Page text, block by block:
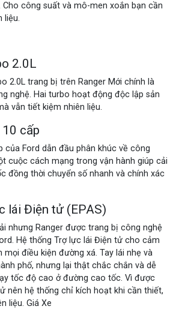
Cho công suất và mô-men xoắn bạn cần
liệu.
2.0L
2.0L trang bị trên Ranger Mới chính là
nghệ. Hai turbo hoạt động độc lập sản
vẫn tiết kiệm nhiên liệu.
cấp
của Ford dẫn đầu phân khúc về công
cuộc cách mạng trong vận hành giúp cải
đồng thời chuyển số nhanh và chính xác
lái Điện tử (EPAS)
nhưng Ranger được trang bị công nghệ
Hệ thống Trợ lực lái Điện tử cho cảm
mọi điều kiện đường xá. Tay lái nhẹ và
phố, nhưng lại thật chắc chắn và dễ
tốc độ cao ở đường cao tốc. Vì được
nên hệ thống chỉ kích hoạt khi cần thiết,
liệu. Giá Xe